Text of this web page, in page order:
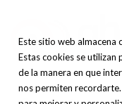
Este sitio web almacena
Estas cookies se utilizan
de la manera en que
nos permiten